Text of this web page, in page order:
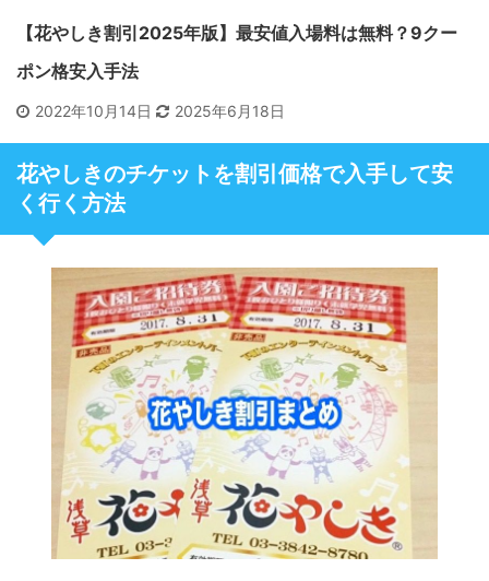
【花やしき割引2025年版】最安値入場料は無料？9クー
ポン格安入手法
2022年10月14日 2025年6月18日
花やしきのチケットを割引価格で入手して安
く行く方法